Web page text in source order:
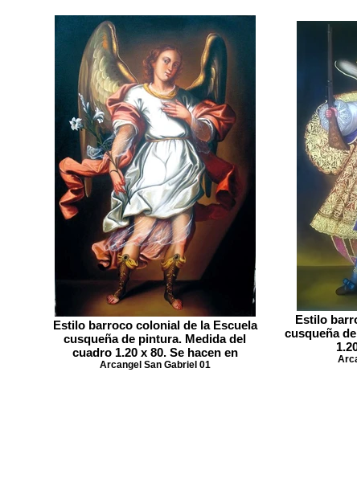
Estilo barroco colonial de la Escuela
cusqueña de pintura. Medida del
cuadro 1.20 x 80. Se hacen en
Arcangel San Gabriel 01
Estilo
cusqueña